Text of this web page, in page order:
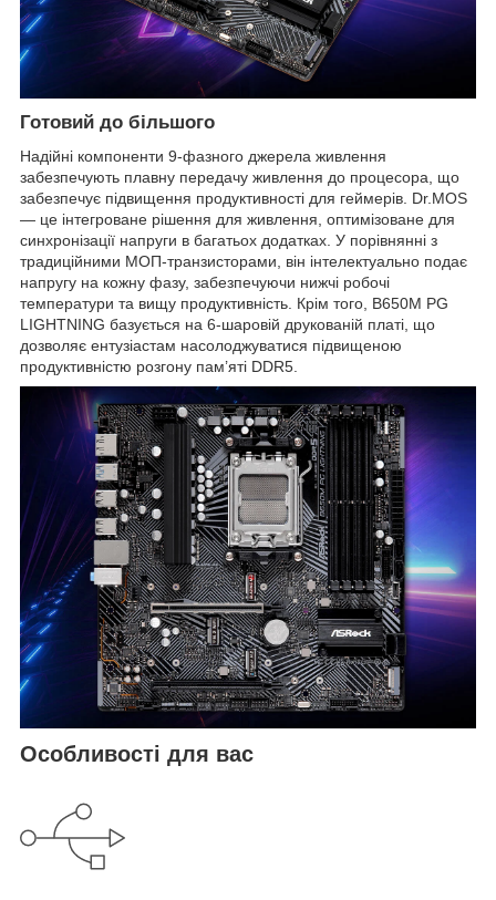
Готовий до більшого
Надійні компоненти 9-фазного джерела живлення
забезпечують плавну передачу живлення до процесора, що
забезпечує підвищення продуктивності для геймерів. Dr.MOS
— це інтегроване рішення для живлення, оптимізоване для
синхронізації напруги в багатьох додатках. У порівнянні з
традиційними МОП-транзисторами, він інтелектуально подає
напругу на кожну фазу, забезпечуючи нижчі робочі
температури та вищу продуктивність. Крім того, B650M PG
LIGHTNING базується на 6-шаровій друкованій платі, що
дозволяє ентузіастам насолоджуватися підвищеною
продуктивністю розгону пам’яті DDR5.
Особливості для вас